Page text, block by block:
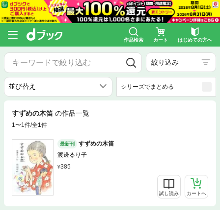
作品検索 カート はじめての方へ
絞り込み
シリーズでまとめる
すずめの木笛 の作品一覧
1〜1件/全1件
最新刊
すずめの木笛
渡邊るり子
385
試し読み カートへ